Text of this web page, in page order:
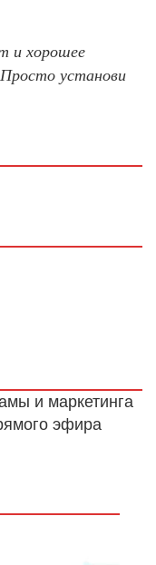
и хорошее
установи
и маркетинга
эфира